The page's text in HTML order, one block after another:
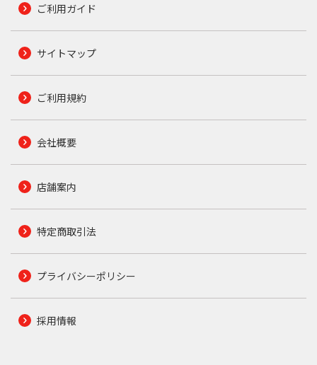
ご利用ガイド
サイトマップ
ご利用規約
会社概要
店舗案内
特定商取引法
プライバシーポリシー
採用情報